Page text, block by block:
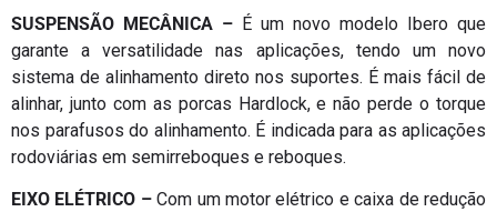
SUSPENSÃO MECÂNICA – É um novo modelo Ibero que
garante a versatilidade nas aplicações, tendo um novo
sistema de alinhamento direto nos suportes. É mais fácil de
alinhar, junto com as porcas Hardlock, e não perde o torque
nos parafusos do alinhamento. É indicada para as aplicações
rodoviárias em semirreboques e reboques.
EIXO ELÉTRICO –Com um motor elétrico e caixa de redução